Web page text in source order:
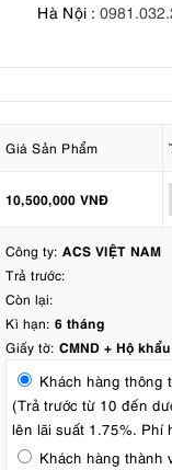
Hà Nội :
Giá Sản Phẩm
10,500,000 VNĐ
Công ty: ACS VIỆT NAM
Trả trước:
Còn lại:
Kì hạn: 6 tháng
Giấy tờ: CMND + Hộ
Khách hàng thông
(Trả trước từ 10 đến
lên lãi suất 1.75%. Phí
Khách hàng thành